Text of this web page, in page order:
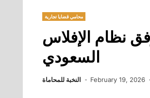
محامي قضايا تجارية
نظام الإفلاس
السعودي
النخبة للمحاماة February 19, 2026